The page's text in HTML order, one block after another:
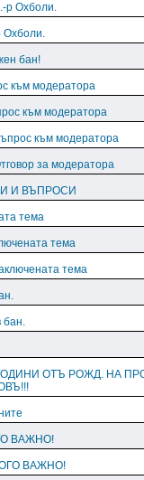
р Охболи.
Охболи.
бан!
към модератора
към модератора
към модератора
за модератора
И ВЪПРОСИ
тема
тема
тема
бан.
ОТЪ РОЖД. НА
ВАЖНО!
ВАЖНО!